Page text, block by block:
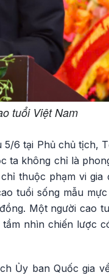
tuổi Việt Nam
6 tại Phủ chủ tịch,
ta không chỉ là
thuộc phạm vi gia
tuổi sống mẫu
Một người cao
nhìn chiến lược
Ủy ban Quốc gia